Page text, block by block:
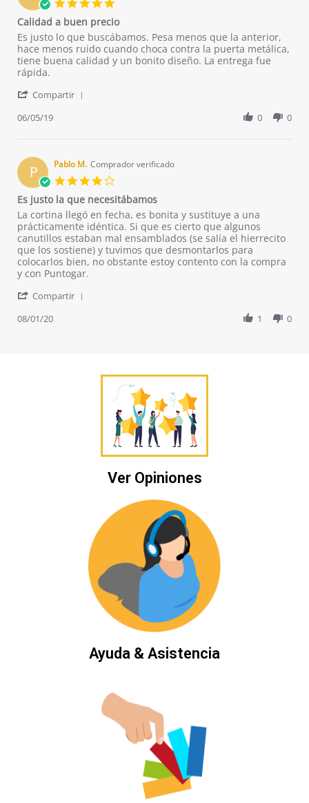
Aug
2020 rating
Calidad a buen precio
Review
by
Maria
C.
5
2019
review
stating
Calidad
a
precio
Es justo lo que buscábamos. Pesa menos que la anterior,
hace menos ruido cuando choca contra la puerta metálica,
tiene buena calidad y un bonito diseño. La entrega fue
rápida.
Compartir
on
Jun
2019
06/05/19 0 0
P Pablo M. Comprador verificado
rating
Es justo la que necesitábamos
Review
by
Pablo
M.
on
1
2020
review
stating
Es
justo
la
que
La cortina llegó en fecha, es bonita y sustituye a una
prácticamente idéntica. Si que es cierto que algunos
canutillos estaban mal ensamblados (se salía el hierrecito
que los sostiene) y tuvimos que desmontarlos para
colocarlos bien, no obstante estoy contento con la compra
y con Puntogar.
Compartir
08/01/20 1 0
Ver Opiniones
Ayuda & Asistencia